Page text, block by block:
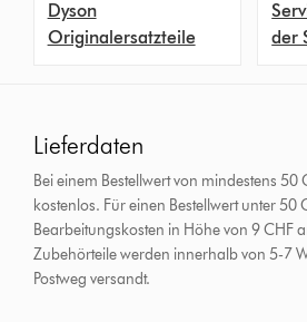
Dyson
Originalersatzteile
der
Lieferdaten
Bei einem Bestellwert von mindestens 50
kostenlos. Für einen Bestellwert unter 50
Bearbeitungskosten in Höhe von 9 CHF
Zubehörteile werden innerhalb von 5-7
Postweg versandt.